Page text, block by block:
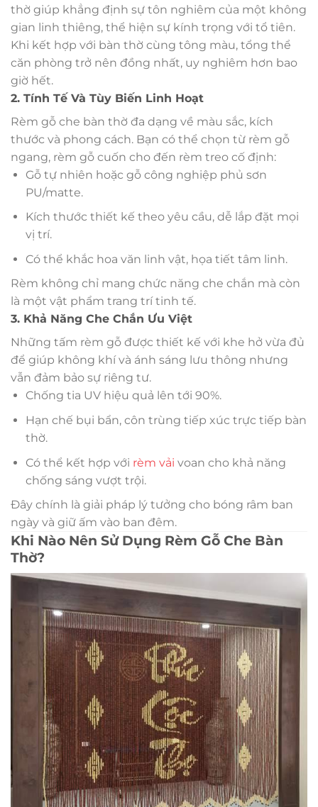
thờ giúp khẳng định sự tôn nghiêm của một không
gian linh thiêng, thể hiện sự kính trọng với tổ tiên.
Khi kết hợp với bàn thờ cùng tông màu, tổng thể
căn phòng trở nên đồng nhất, uy nghiêm hơn bao
giờ hết.
2. Tính Tế Và Tùy Biến Linh Hoạt
Rèm gỗ che bàn thờ đa dạng về màu sắc, kích
thước và phong cách. Bạn có thể chọn từ rèm gỗ
ngang, rèm gỗ cuốn cho đến rèm treo cố định:
Gỗ tự nhiên hoặc gỗ công nghiệp phủ sơn
PU/matte.
Kích thước thiết kế theo yêu cầu, dễ lắp đặt mọi
vị trí.
Có thể khắc hoa văn linh vật, họa tiết tâm linh.
Rèm không chỉ mang chức năng che chắn mà còn
là một vật phẩm trang trí tinh tế.
3. Khả Năng Che Chắn Ưu Việt
Những tấm rèm gỗ được thiết kế với khe hở vừa đủ
để giúp không khí và ánh sáng lưu thông nhưng
vẫn đảm bảo sự riêng tư.
Chống tia UV hiệu quả lên tới 90%.
Hạn chế bụi bẩn, côn trùng tiếp xúc trực tiếp bàn
thờ.
Có thể kết hợp với rèm vải voan cho khả năng
chống sáng vượt trội.
Đây chính là giải pháp lý tưởng cho bóng râm ban
ngày và giữ ấm vào ban đêm.
Khi Nào Nên Sử Dụng Rèm Gỗ Che Bàn
Thờ?